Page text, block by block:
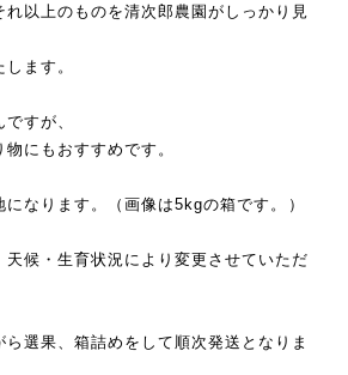
以上のものを清次郎農園がしっかり見
ます。
すが、
にもおすすめです。
なります。（画像は5kgの箱です。）
候・生育状況により変更させていただ
選果、箱詰めをして順次発送となりま